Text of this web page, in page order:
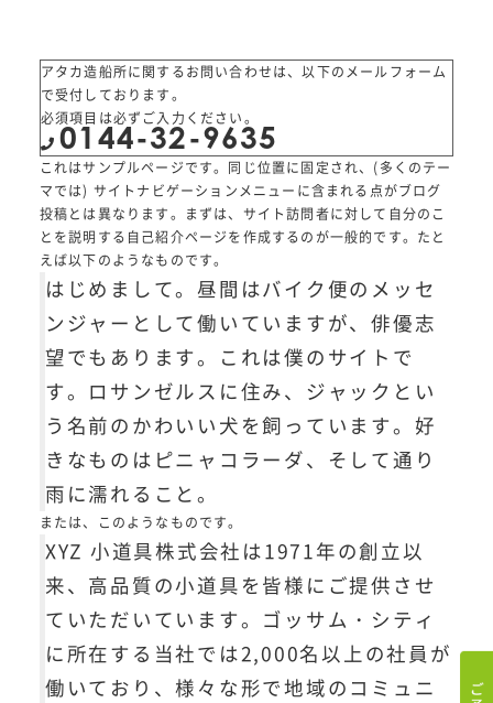
アタカ造船所に関するお問い合わせは、以下のメールフォーム
で受付しております。
必須項目は必ずご入力ください。
0144-32-9635
これはサンプルページです。同じ位置に固定され、(多くのテー
マでは) サイトナビゲーションメニューに含まれる点がブログ
投稿とは異なります。まずは、サイト訪問者に対して自分のこ
とを説明する自己紹介ページを作成するのが一般的です。たと
えば以下のようなものです。
はじめまして。昼間はバイク便のメッセ
ンジャーとして働いていますが、俳優志
望でもあります。これは僕のサイトで
す。ロサンゼルスに住み、ジャックとい
う名前のかわいい犬を飼っています。好
きなものはピニャコラーダ、そして通り
雨に濡れること。
または、このようなものです。
XYZ 小道具株式会社は1971年の創立以
来、高品質の小道具を皆様にご提供させ
ていただいています。ゴッサム・シティ
に所在する当社では2,000名以上の社員が
働いており、様々な形で地域のコミュニ